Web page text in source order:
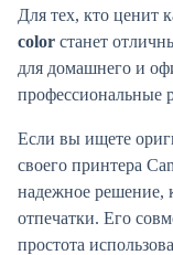
Для тех, кто ценит
color станет
для домашнего и
профессиональные
Если вы ищете
своего принтера
надежное решение,
отпечатки. Его
простота